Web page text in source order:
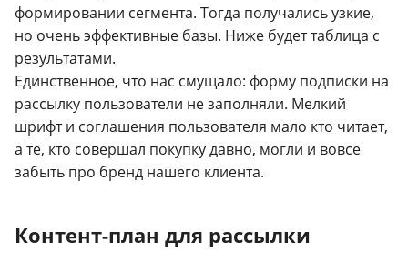
формировании сегмента. Тогда получались узкие,
но очень эффективные базы. Ниже будет таблица с
результатами.
Единственное, что нас смущало: форму подписки на
рассылку пользователи не заполняли. Мелкий
шрифт и соглашения пользователя мало кто читает,
а те, кто совершал покупку давно, могли и вовсе
забыть про бренд нашего клиента.
Контент-план для рассылки